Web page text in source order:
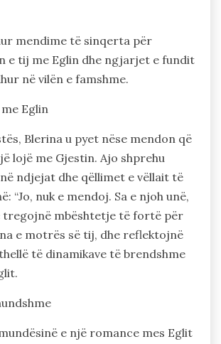
mendime të sinqerta për
e tij me Eglin dhe ngjarjet e fundit
në vilën e famshme.
Eglin
Blerina u pyet nëse mendon që
lojë me Gjestin. Ajo shprehu
ndjejat dhe qëllimet e vëllait të
“Jo, nuk e mendoj. Sa e njoh unë,
tregojnë mbështetje të fortë për
e motrës së tij, dhe reflektojnë
të dinamikave të brendshme
e një romance mes Eglit